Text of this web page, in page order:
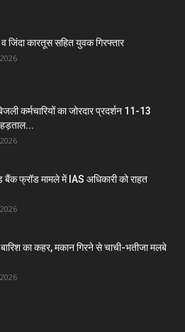
व जिंदा कारतूस सहित युवक गिरफ्तार
कर्मचारियों का जोरदार प्रदर्शन 11-13
बैंक फ्रॉड मामले में IAS अधिकारी को राहत
बारिश का कहर, मकान गिरने से चाची-भतीजा मलबे